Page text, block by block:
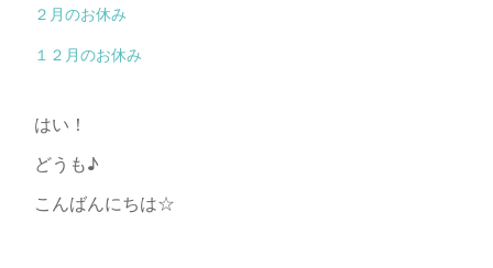
２月のお休み
１２月のお休み
はい！
どうも♪
こんばんにちは☆